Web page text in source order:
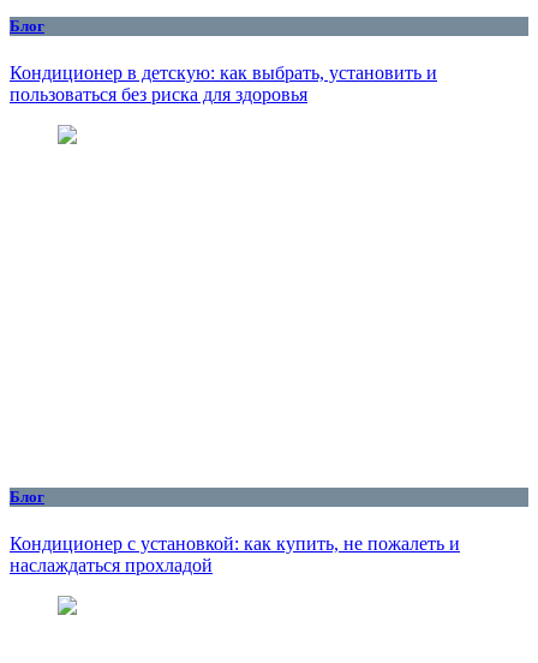
Блог
Кондиционер в детскую: как выбрать, установить и
пользоваться без риска для здоровья
Блог
Кондиционер с установкой: как купить, не пожалеть и
наслаждаться прохладой